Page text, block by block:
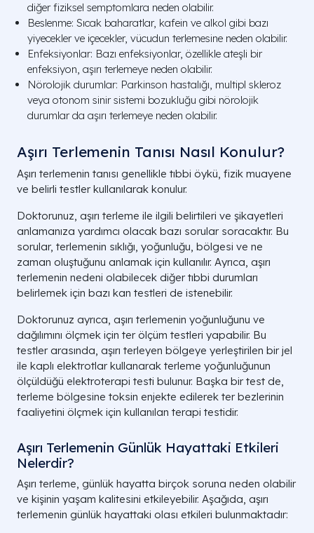
diğer fiziksel semptomlara neden olabilir.
Beslenme: Sıcak baharatlar, kafein ve alkol gibi bazı
yiyecekler ve içecekler, vücudun terlemesine neden olabilir.
Enfeksiyonlar: Bazı enfeksiyonlar, özellikle ateşli bir
enfeksiyon, aşırı terlemeye neden olabilir.
Nörolojik durumlar: Parkinson hastalığı, multipl skleroz
veya otonom sinir sistemi bozukluğu gibi nörolojik
durumlar da aşırı terlemeye neden olabilir.
Aşırı Terlemenin Tanısı Nasıl Konulur?
Aşırı terlemenin tanısı genellikle tıbbi öykü, fizik muayene
ve belirli testler kullanılarak konulur.
Doktorunuz, aşırı terleme ile ilgili belirtileri ve şikayetleri
anlamanıza yardımcı olacak bazı sorular soracaktır. Bu
sorular, terlemenin sıklığı, yoğunluğu, bölgesi ve ne
zaman oluştuğunu anlamak için kullanılır. Ayrıca, aşırı
terlemenin nedeni olabilecek diğer tıbbi durumları
belirlemek için bazı kan testleri de istenebilir.
Doktorunuz ayrıca, aşırı terlemenin yoğunluğunu ve
dağılımını ölçmek için ter ölçüm testleri yapabilir. Bu
testler arasında, aşırı terleyen bölgeye yerleştirilen bir jel
ile kaplı elektrotlar kullanarak terleme yoğunluğunun
ölçüldüğü elektroterapi testi bulunur. Başka bir test de,
terleme bölgesine toksin enjekte edilerek ter bezlerinin
faaliyetini ölçmek için kullanılan terapi testidir.
Aşırı Terlemenin Günlük Hayattaki Etkileri
Nelerdir?
Aşırı terleme, günlük hayatta birçok soruna neden olabilir
ve kişinin yaşam kalitesini etkileyebilir. Aşağıda, aşırı
terlemenin günlük hayattaki olası etkileri bulunmaktadır: